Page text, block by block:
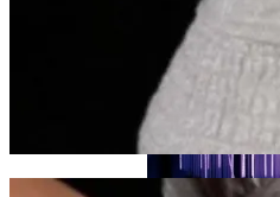
Названы
Которых
Скорость